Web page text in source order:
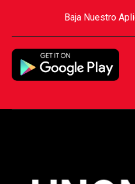
Baja Nuestro